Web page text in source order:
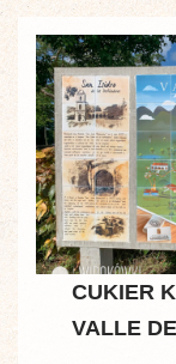
CUKIER
VALLE